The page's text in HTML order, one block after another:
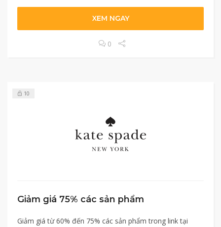
XEM NGAY
0
10
Giảm giá 75% các sản phẩm
Giảm giá từ 60% đến 75% các sản phẩm trong link tại